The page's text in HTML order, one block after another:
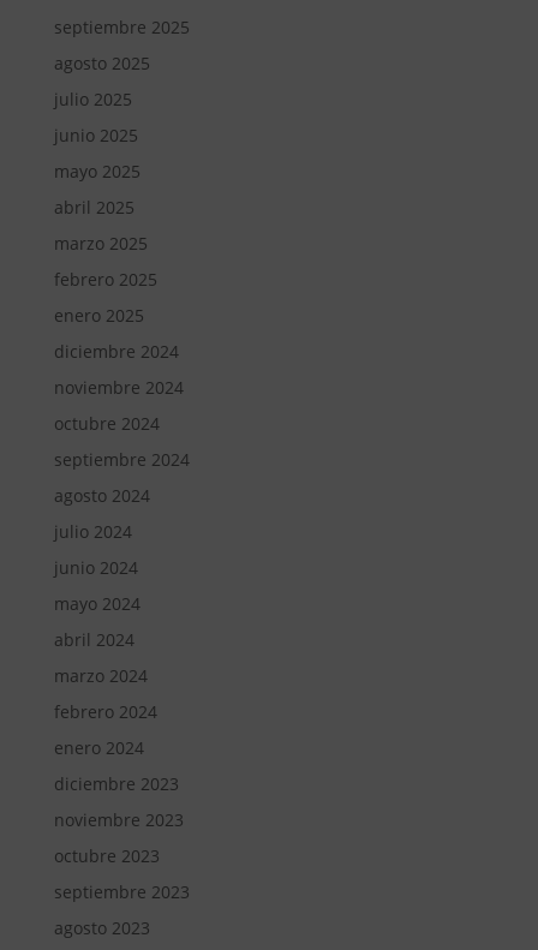
septiembre 2025
agosto 2025
julio 2025
junio 2025
mayo 2025
abril 2025
marzo 2025
febrero 2025
enero 2025
diciembre 2024
noviembre 2024
octubre 2024
septiembre 2024
agosto 2024
julio 2024
junio 2024
mayo 2024
abril 2024
marzo 2024
febrero 2024
enero 2024
diciembre 2023
noviembre 2023
octubre 2023
septiembre 2023
agosto 2023